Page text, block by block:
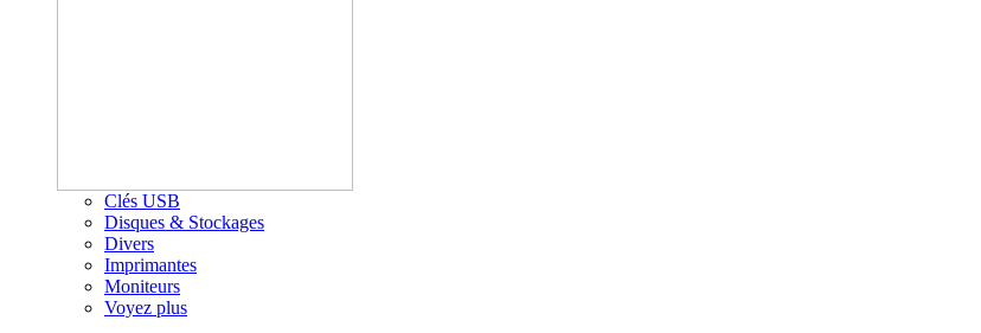
Clés USB
Disques & Stockages
Divers
Imprimantes
Moniteurs
Voyez plus